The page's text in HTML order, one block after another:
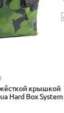
крышкой
Hard Box System